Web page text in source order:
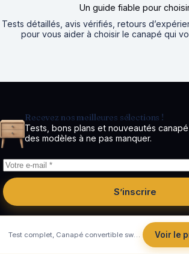
Un guide fiable pour
Tests détaillés, avis vérifiés, retours
pour vous aider à choisir le canapé qui
Recevez nos meilleures sélections !
Tests, bons plans et nouveautés
des modèles à ne pas manquer.
S’inscrire
Test complet, Canapé convertible sweeek en velours côtelé (Beige) Voir le